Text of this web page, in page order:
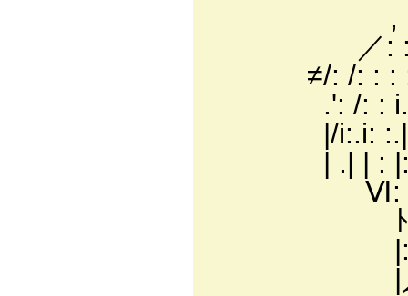
,，': : : : :
／: : : : : :
≠/: /: : : : : :
.': /: : i.: :. :.
|/i:.i: :.|: : :/:
| .| | : |: Xヽ
Ⅵ: :V=ﾐ
ﾄ､: . .ﾋ!
|: `ﾊ
|入 ‘､